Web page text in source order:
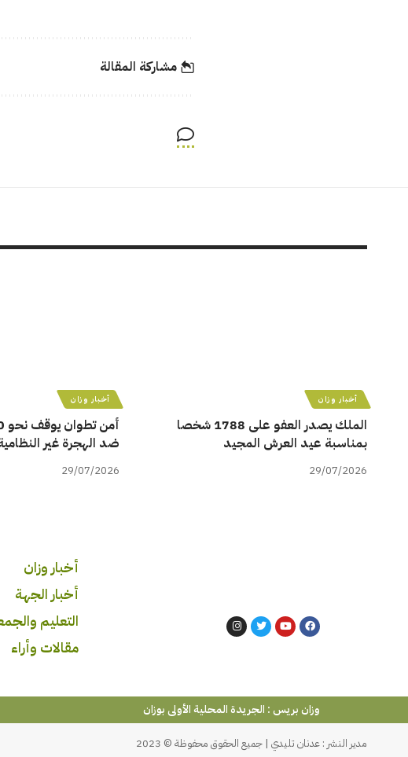
مشاركة المقالة
أخبار وزان
الملك يصدر العفو على 1788 شخصا
بمناسبة عيد العرش المجيد
29/07/2026
أخبار وزان
ضد الهجرة غير
29/07/2026
أخبار وزان
أخبار الجهة
التعليم
مقالات وأراء
وزان بريس : الجريدة المحلية الأولى بوزان
مدير النشر : عدنان تليدي | جميع الحقوق محفوظة © 2023